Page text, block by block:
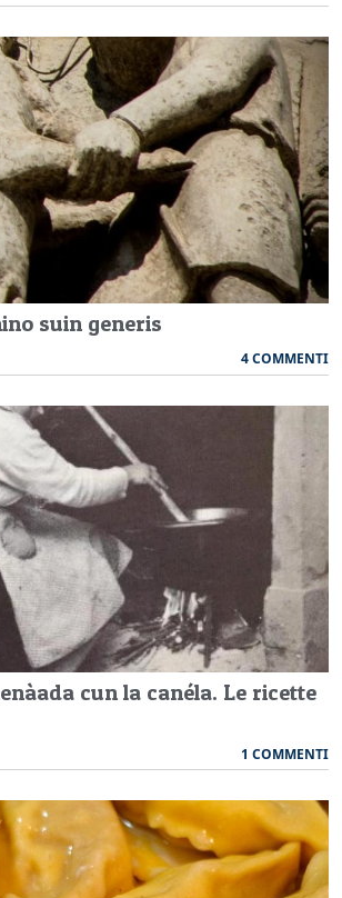
suin generis
4 COMMENTI
cun la canéla. Le ricette
1 COMMENTI